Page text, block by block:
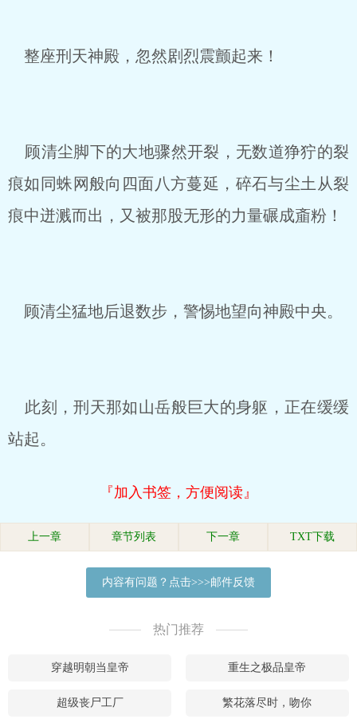
整座刑天神殿，忽然剧烈震颤起来！
顾清尘脚下的大地骤然开裂，无数道狰狞的裂
痕如同蛛网般向四面八方蔓延，碎石与尘土从裂
痕中迸溅而出，又被那股无形的力量碾成齑粉！
顾清尘猛地后退数步，警惕地望向神殿中央。
此刻，刑天那如山岳般巨大的身躯，正在缓缓
站起。
『加入书签，方便阅读』
上一章 章节列表 下一章 TXT下载
内容有问题？点击>>>邮件反馈
热门推荐
穿越明朝当皇帝 重生之极品皇帝
超级丧尸工厂 繁花落尽时，吻你